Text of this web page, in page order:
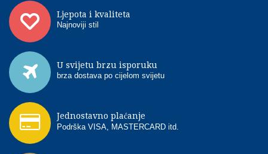
Ljepota i kvaliteta
Najnoviji stil
U svijetu brzu isporuku
brza dostava po cijelom svijetu
Jednostavno plaćanje
Podrška VISA, MASTERCARD itd.